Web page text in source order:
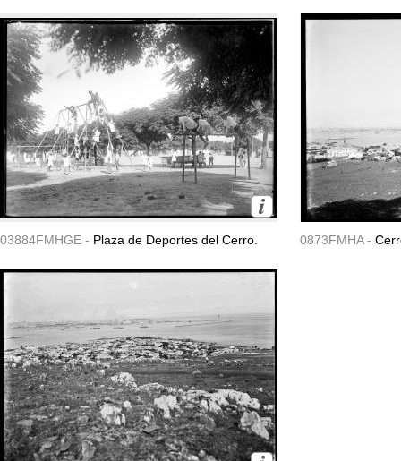
03884FMHGE - Plaza de Deportes del Cerro. 0873FMHA -